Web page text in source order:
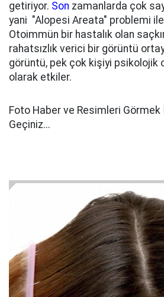
getiriyor. Son zamanlarda çok
yani "Alopesi Areata" problemi ile
Otoimmün bir hastalık olan
rahatsızlık verici bir görüntü
görüntü, pek çok kişiyi psikolojik
olarak etkiler.
Foto Haber ve Resimleri Görmek
Geçiniz...